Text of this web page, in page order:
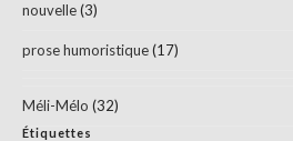
nouvelle(3)
prose humoristique(17)
Méli-Mélo (32)
Étiquettes